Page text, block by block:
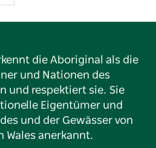
die Aboriginal als die
und Nationen des
und respektiert sie. Sie
Eigentümer und
und der Gewässer von
Wales anerkannt.